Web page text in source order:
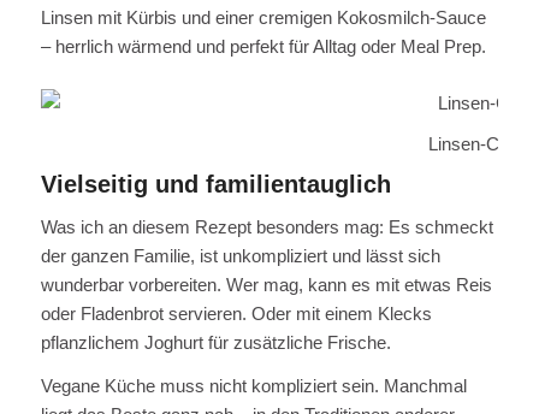
Linsen mit Kürbis und einer cremigen Kokosmilch-Sauce
– herrlich wärmend und perfekt für Alltag oder Meal Prep.
Linsen-Curry
Vielseitig und familientauglich
Was ich an diesem Rezept besonders mag: Es schmeckt
der ganzen Familie, ist unkompliziert und lässt sich
wunderbar vorbereiten. Wer mag, kann es mit etwas Reis
oder Fladenbrot servieren. Oder mit einem Klecks
pflanzlichem Joghurt für zusätzliche Frische.
Vegane Küche muss nicht kompliziert sein. Manchmal